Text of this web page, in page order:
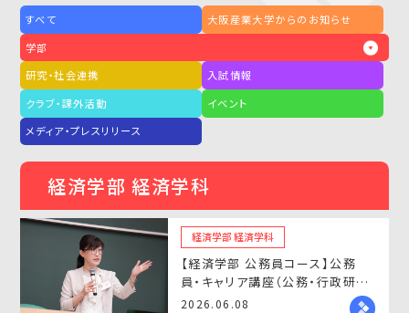
経済学部 経済学科
経済学部 経済学科
【経済学部 公務員コース】公務
員・キャリア講座（公務・行政研究
講演会)を開催
2026.06.08
すべて
大阪産業大学からのお知らせ
学部
研究・社会連携
入試情報
クラブ・課外活動
イベント
メディア・プレスリリース